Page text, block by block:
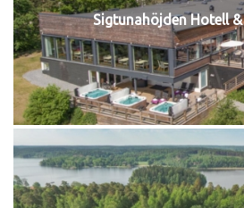
Sigtunahöjden Hotell